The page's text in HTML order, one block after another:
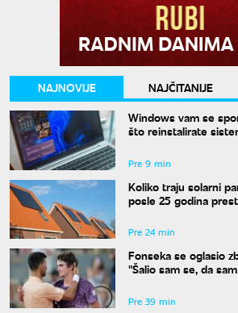
NAJNOVIJE NAJČITANIJE
Windows vam se
što reinstalirate
Pre 9 min
Koliko traju solarni
posle 25 godina
Pre 24 min
Fonseka se oglasio
"Šalio sam se, da
Pre 39 min